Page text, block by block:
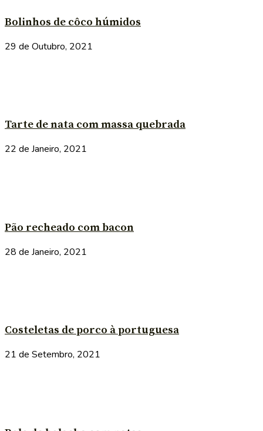
Bolinhos de côco húmidos
29 de Outubro, 2021
Tarte de nata com massa quebrada
22 de Janeiro, 2021
Pão recheado com bacon
28 de Janeiro, 2021
Costeletas de porco à portuguesa
21 de Setembro, 2021